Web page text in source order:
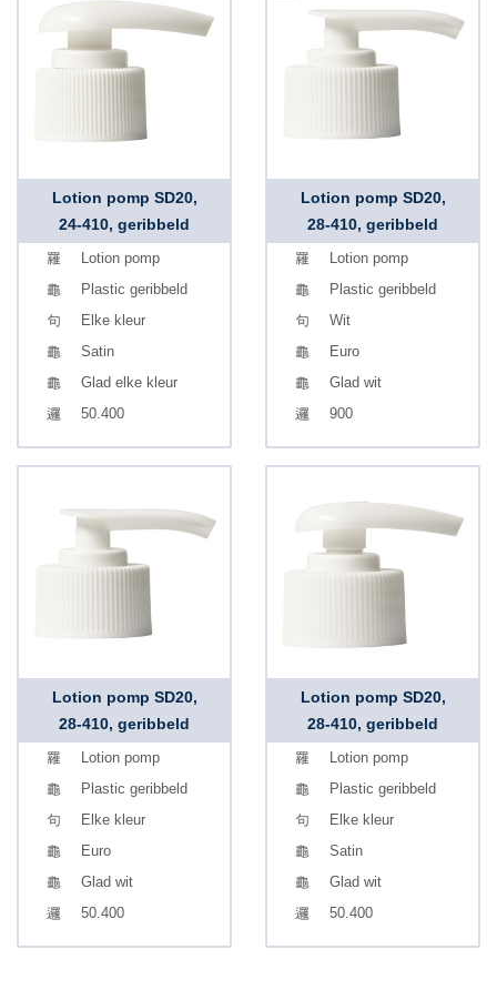
Lotion pomp SD20,
24-410, geribbeld
Lotion pomp
Plastic geribbeld
Elke kleur
Satin
Glad elke kleur
50.400
Lotion pomp SD20,
28-410, geribbeld
Lotion pomp
Plastic geribbeld
Wit
Euro
Glad wit
900
Lotion pomp SD20,
28-410, geribbeld
Lotion pomp
Plastic geribbeld
Elke kleur
Euro
Glad wit
50.400
Lotion pomp SD20,
28-410, geribbeld
Lotion pomp
Plastic geribbeld
Elke kleur
Satin
Glad wit
50.400